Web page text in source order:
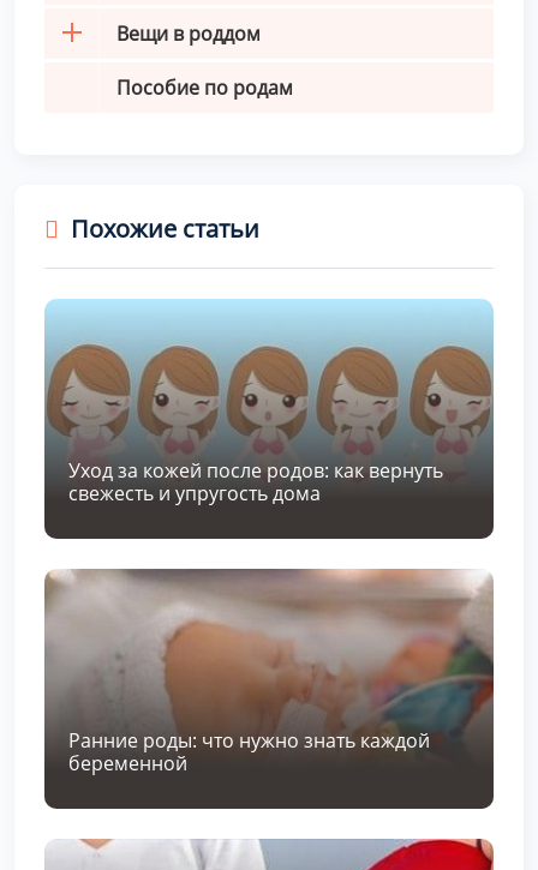
Вещи в роддом
Пособие по родам
Похожие статьи
Уход за кожей после родов: как вернуть
свежесть и упругость дома
Ранние роды: что нужно знать каждой
беременной